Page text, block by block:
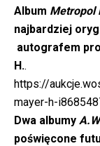
Album Metropol
najbardziej
autografem
H..
https://
mayer-h-
Dwa albumy
poświęcone